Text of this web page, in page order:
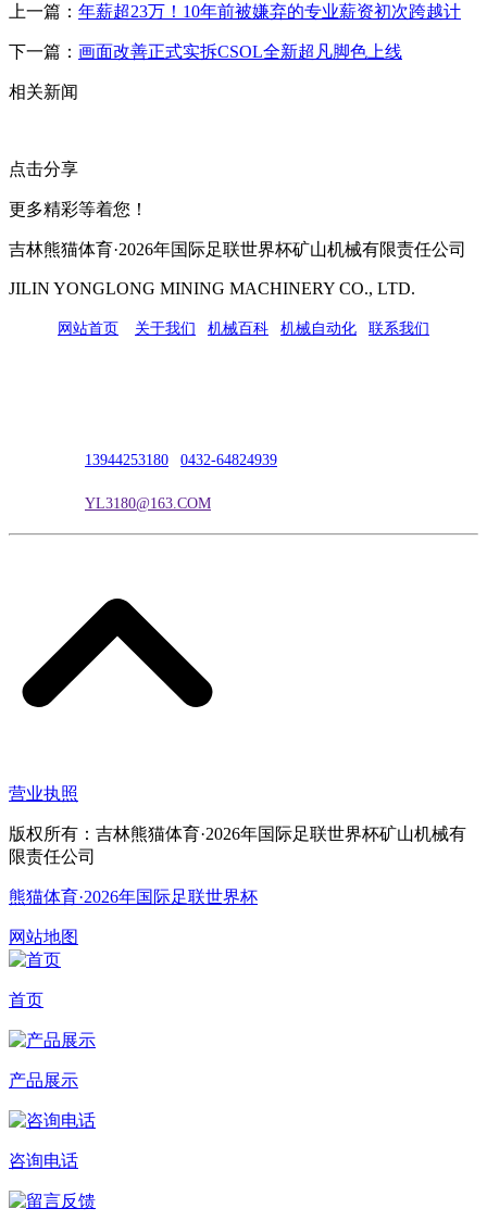
上一篇： 年薪超23万！10年前被嫌弃的专业薪资初次跨越计
下一篇： 画面改善正式实拆CSOL全新超凡脚色上线
相关新闻
点击分享
更多精彩等着您！
吉林熊猫体育·2026年国际足联世界杯矿山机械有限责任公司
JILIN YONGLONG MINING MACHINERY CO., LTD.
网站首页 关于我们 机械百科 机械自动化 联系我们
13944253180 0432-64824939
YL3180@163.COM
营业执照
版权所有：吉林熊猫体育·2026年国际足联世界杯矿山机械有
限责任公司
熊猫体育·2026年国际足联世界杯
网站地图
首页
产品展示
咨询电话